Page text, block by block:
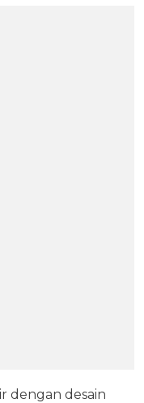
dengan desain